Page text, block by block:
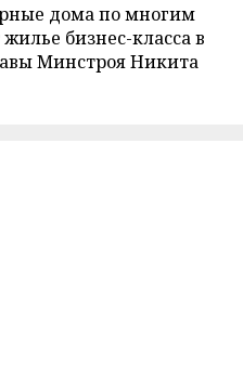
дома по многим
бизнес-класса в
Минстроя Никита